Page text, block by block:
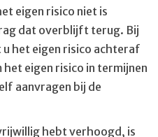
eigen risico niet is
dat overblijft terug. Bij
het eigen risico achteraf
het eigen risico in termijnen
aanvragen bij de
hebt verhoogd, is